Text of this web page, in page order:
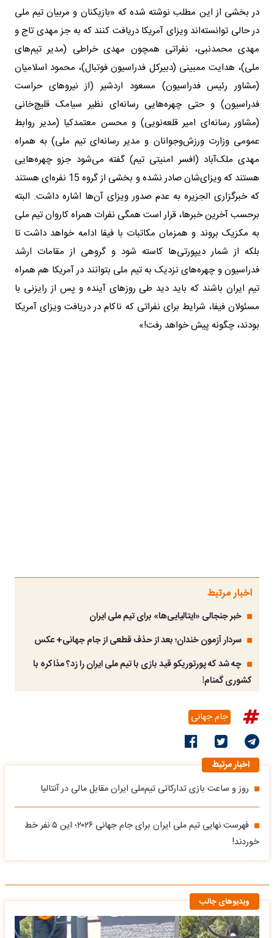
در بخشی از این مطلب نوشته شده که «بازیکنان و مربیان تیم ملی
در حالی توانسته‌اند ویزای آمریکا دریافت کنند که به جز مهدی تاج و
مهدی محمدنبی، نفراتی همچون مهدی خراطی (مدیر تیم‌های
ملی)، هدایت ممبینی (دبیرکل فدراسیون فوتبال)، محمود اسلامیان
(مشاور رئیس فدراسیون) مسعود اردشیر (از نیروهای حراست
فدراسیون) و حتی چهره‌هایی رسانه‌ای نظیر سیامک قلیچ‌خانی
(مشاور رسانه‌ای امیر قلعه‌نویی) و محسن معتمدکیا (مدیر روابط
عمومی وزارت ورزش‌وجوانان و مدیر رسانه‌ای تیم ملی) به همراه
مهدی ملک‌آباد (افسر امنیتی تیم) گفته می‌شود جزو چهره‌هایی
هستند که ویزای‌شان صادر نشده و بخشی از گروه 15 نفره‌ای هستند
که خبرگزاری الجزیره به عدم صدور ویزای آن‌ها اشاره داشت. البته
برحسب آخرین خبرها، قرار است همگی نفرات همراه کاروان تیم ملی
به مکزیک بروند و همزمان مکاتبات با فیفا ادامه خواهد داشت تا
بلکه از شمار دیپورتی‌ها کاسته شود و گروهی از مقامات ارشد
فدراسیون و چهره‌های نزدیک به تیم ملی بتوانند در آمریکا هم همراه
تیم ایران باشند که باید دید طی روزهای آینده و پس از رایزنی با
مسئولان فیفا، شرایط برای نفراتی که ناکام در دریافت ویزای آمریکا
بودند، چگونه پیش خواهد رفت!»
اخبار مرتبط
خبر جنجالی «ایتالیایی‌ها» برای تیم ملی ایران
سردار آزمون خندان؛ بعد از حذف قطعی از جام جهانی+ عکس
چه شد که پورتوریکو قید بازی با تیم ملی ایران را زد؟ مذاکره با
کشوری گمنام!
جام جهانی
اخبار مرتبط
روز و ساعت بازی تدارکاتی تیم‌ملی ایران مقابل مالی در آنتالیا
فهرست نهایی تیم ملی ایران برای جام جهانی ۲۰۲۶؛ این ۵ نفر خط
خوردند!
ویدیوهای جالب